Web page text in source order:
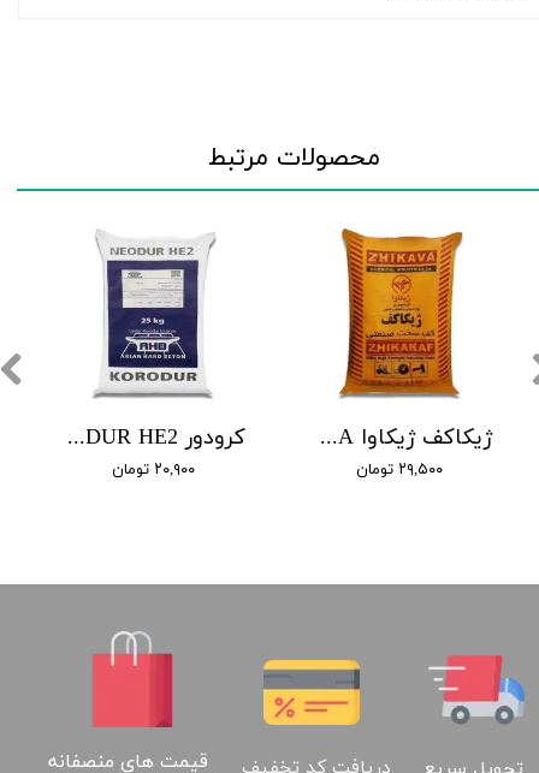
کرودور NEODUR HE2
۲۰,۹۰۰ تومان
ژیکاکف ژیکاوا ZHIKAVA
۲۹,۵۰۰ تومان
محصولات مرتبط
قیمت های منصفانه